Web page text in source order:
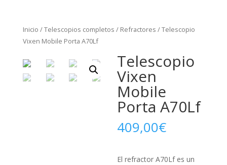
Inicio /Telescopios completos / Refractores / Telescopio
Vixen Mobile Porta A70Lf
Telescopio
Vixen
Mobile
Porta A70Lf
409,00€
El refractor A70Lf es un